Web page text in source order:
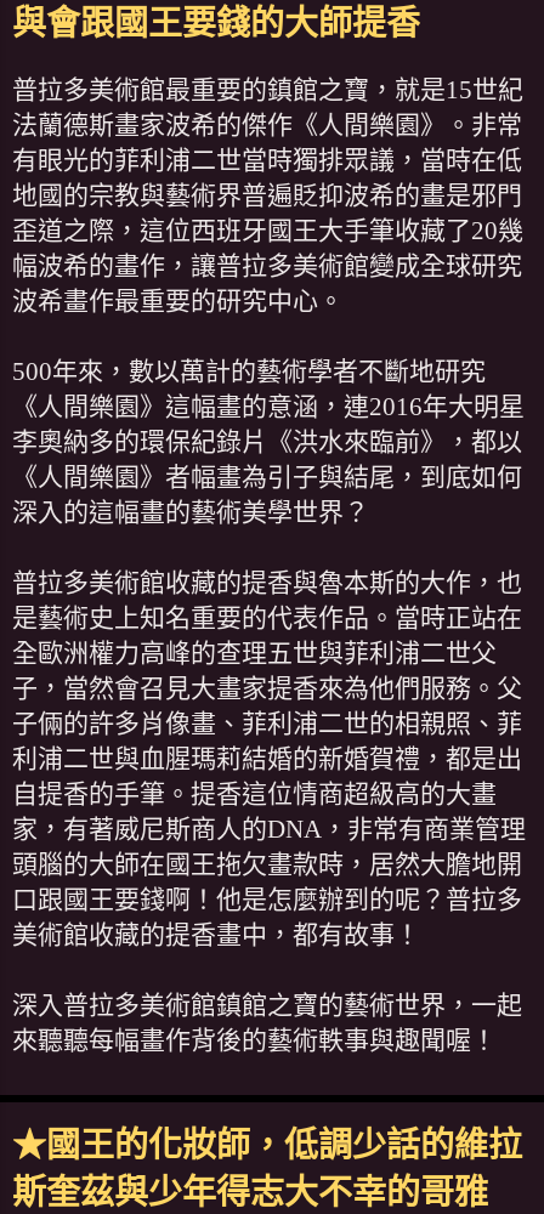
與會跟國王要錢的大師提香
普拉多美術館最重要的鎮館之寶，就是15世紀
法蘭德斯畫家波希的傑作《人間樂園》。非常
有眼光的菲利浦二世當時獨排眾議，當時在低
地國的宗教與藝術界普遍貶抑波希的畫是邪門
歪道之際，這位西班牙國王大手筆收藏了20幾
幅波希的畫作，讓普拉多美術館變成全球研究
波希畫作最重要的研究中心。
500年來，數以萬計的藝術學者不斷地研究
《人間樂園》這幅畫的意涵，連2016年大明星
李奧納多的環保紀錄片《洪水來臨前》，都以
《人間樂園》者幅畫為引子與結尾，到底如何
深入的這幅畫的藝術美學世界？
普拉多美術館收藏的提香與魯本斯的大作，也
是藝術史上知名重要的代表作品。當時正站在
全歐洲權力高峰的查理五世與菲利浦二世父
子，當然會召見大畫家提香來為他們服務。父
子倆的許多肖像畫、菲利浦二世的相親照、菲
利浦二世與血腥瑪莉結婚的新婚賀禮，都是出
自提香的手筆。提香這位情商超級高的大畫
家，有著威尼斯商人的DNA，非常有商業管理
頭腦的大師在國王拖欠畫款時，居然大膽地開
口跟國王要錢啊！他是怎麼辦到的呢？普拉多
美術館收藏的提香畫中，都有故事！
深入普拉多美術館鎮館之寶的藝術世界，一起
來聽聽每幅畫作背後的藝術軼事與趣聞喔！
★國王的化妝師，低調少話的維拉
斯奎茲與少年得志大不幸的哥雅